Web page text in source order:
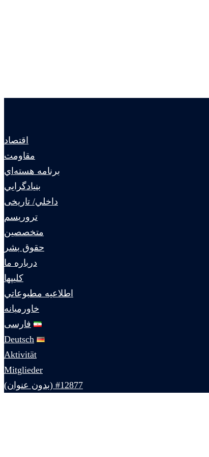
اقتصاد
مقاومت
برنامه هسته‌اي
بنيادگرايي
داخلي/ تاریخی
تروريسم
متخصصين
حقوق بشر
درباره ما
كليپها
اطلاعيه مطبوعاتي
خاورميانه
فارسی
Deutsch
Aktivität
Mitglieder
#12877 (بدون عنوان)